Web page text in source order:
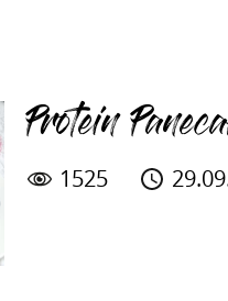
Protein
1525